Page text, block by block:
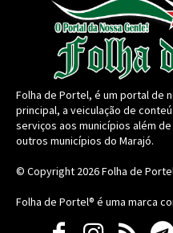
Folha de Portel, é um portal de
principal, a veiculação de
serviços aos municípios além
outros municípios do Marajó.
© Copyright 2026Folha de
Folha de Portel® é uma marca